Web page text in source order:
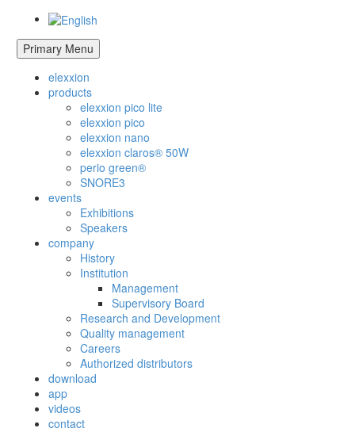
Primary Menu
elexxion
products
elexxion pico lite
elexxion pico
elexxion nano
elexxion claros® 50W
perio green®
SNORE3
events
Exhibitions
Speakers
company
History
Institution
Management
Supervisory Board
Research and Development
Quality management
Careers
Authorized distributors
download
app
videos
contact